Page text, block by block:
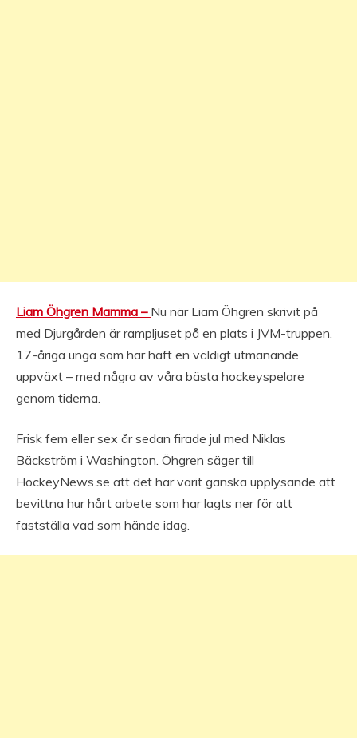
Liam Öhgren Mamma – Nu när Liam Öhgren skrivit på
med Djurgården är rampljuset på en plats i JVM-truppen.
17-åriga unga som har haft en väldigt utmanande
uppväxt – med några av våra bästa hockeyspelare
genom tiderna.
Frisk fem eller sex år sedan firade jul med Niklas
Bäckström i Washington. Öhgren säger till
HockeyNews.se att det har varit ganska upplysande att
bevittna hur hårt arbete som har lagts ner för att
fastställa vad som hände idag.